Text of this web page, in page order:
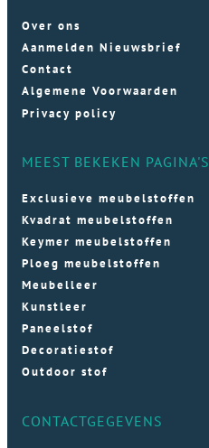
Over ons
Aanmelden Nieuwsbrief
Contact
Algemene Voorwaarden
Privacy policy
MEEST BEKEKEN PAGINA'S
Exclusieve meubelstoffen
Kvadrat meubelstoffen
Keymer meubelstoffen
Ploeg meubelstoffen
Meubelleer
Kunstleer
Paneelstof
Decoratiestof
Outdoor stof
CONTACTGEGEVENS